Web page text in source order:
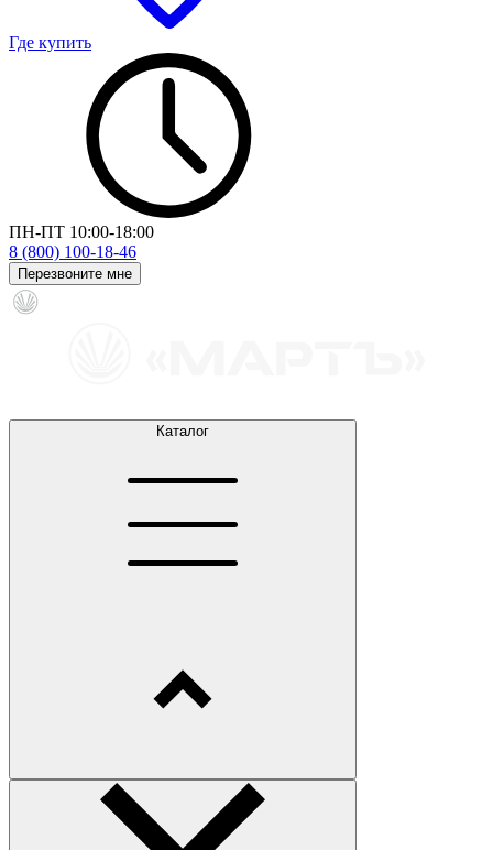
Где купить
ПН-ПТ 10:00-18:00
8 (800) 100-18-46
Перезвоните мне
Каталог